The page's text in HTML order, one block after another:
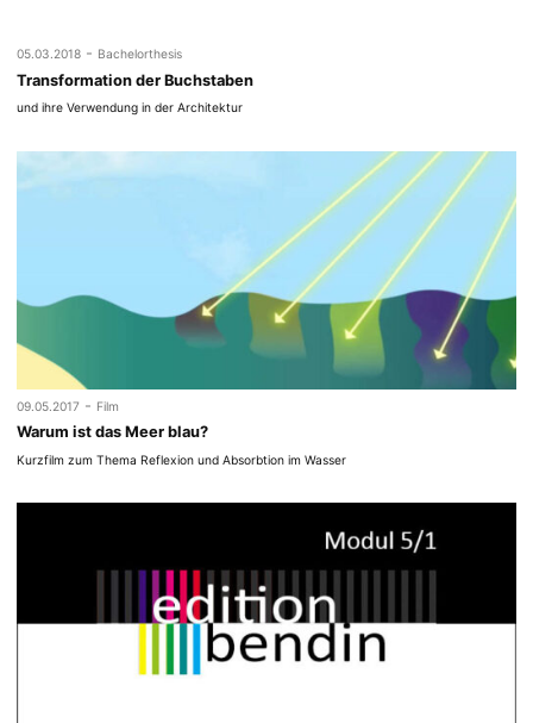
05.03.2018 - Bachelorthesis
Transformation der Buchstaben
und ihre Verwendung in der Architektur
09.05.2017 - Film
Warum ist das Meer blau?
Kurzfilm zum Thema Reflexion und Absorbtion im Wasser